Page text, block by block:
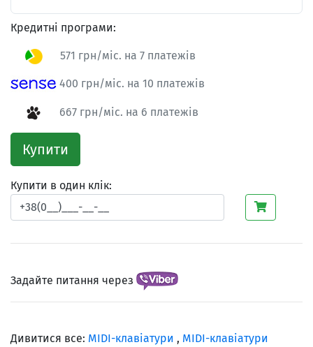
Кредитні програми:
571 грн/міс. на 7 платежів
400 грн/міс. на 10 платежів
667 грн/міс. на 6 платежів
Купити
Купити в один клік:
Задайте питання через
Дивитися все: MIDI-клавіатури , MIDI-клавіатури